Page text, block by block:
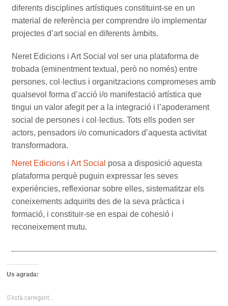
diferents disciplines artístiques constituint-se en un
material de referència per comprendre i/o implementar
projectes d’art social en diferents àmbits.
Neret Edicions i Art Social vol ser una plataforma de
trobada (eminentment textual, però no només) entre
persones, col·lectius i organitzacions compromeses amb
qualsevol forma d’acció i/o manifestació artística que
tingui un valor afegit per a la integració i l’apoderament
social de persones i col·lectius. Tots ells poden ser
actors, pensadors i/o comunicadors d’aquesta activitat
transformadora.
Neret Edicions iArt Social posa a disposició aquesta
plataforma perquè puguin expressar les seves
experiències, reflexionar sobre elles, sistematitzar els
coneixements adquirits des de la seva pràctica i
formació, i constituir-se en espai de cohesió i
reconeixement mutu.
Us agrada:
S'està carregant...